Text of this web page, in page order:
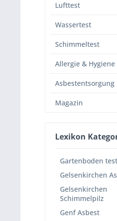
Lufttest
Wassertest
Schimmeltest
Allergie & Hygiene
Asbestentsorgung
Magazin
Lexikon
Gartenboden
Gelsenkirchen
Gelsenkirchen
Schimmelpilz
Genf Asbest